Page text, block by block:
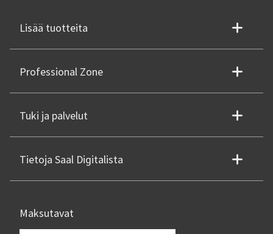
Lisää tuotteita
Professional Zone
Tuki ja palvelut
Tietoja Saal Digitalista
Maksutavat